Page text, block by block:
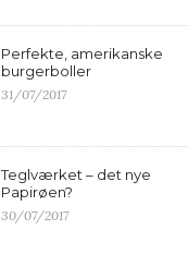
Perfekte, amerikanske
burgerboller
31/07/2017
Teglværket – det nye
Papirøen?
30/07/2017